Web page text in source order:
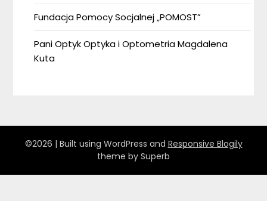
Fundacja Pomocy Socjalnej „POMOST”
Pani Optyk Optyka i Optometria Magdalena
Kuta
©2026 | Built using WordPress and Responsive Blogily
theme by Superb